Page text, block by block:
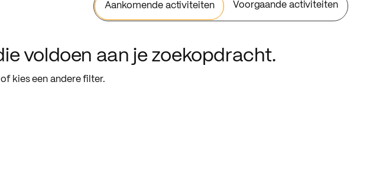
Aankomende activiteiten Voorgaande activiteiten
voldoen aan je zoekopdracht.
kies een andere filter.